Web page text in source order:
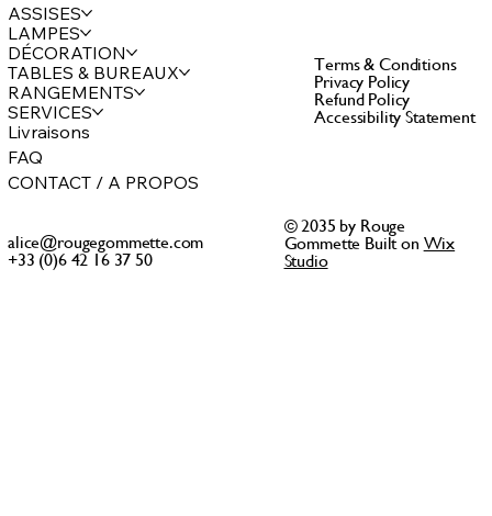
ASSISES
LAMPES
DÉCORATION
TABLES & BUREAUX
RANGEMENTS
SERVICES
Livraisons
FAQ
CONTACT / A PROPOS
alice@rougegommette.com
+33 (0)6 42 16 37 50
Terms & Conditions
Privacy Policy
Refund Policy
Accessibility Statement
© 2035 by Rouge
Gommette Built on Wix
Studio